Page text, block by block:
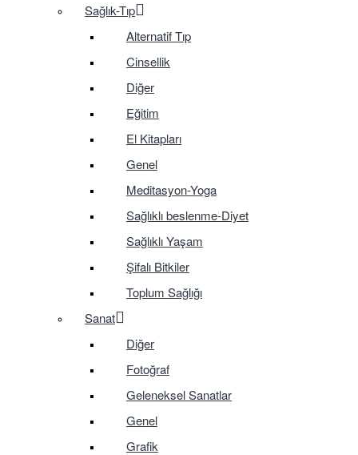
Sağlık-Tıp
Alternatif Tıp
Cinsellik
Diğer
Eğitim
El Kitapları
Genel
Meditasyon-Yoga
Sağlıklı beslenme-Diyet
Sağlıklı Yaşam
Şifalı Bitkiler
Toplum Sağlığı
Sanat
Diğer
Fotoğraf
Geleneksel Sanatlar
Genel
Grafik